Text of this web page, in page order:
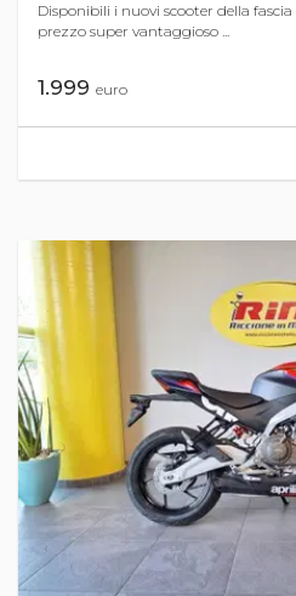
Disponibili i nuovi scooter della
prezzo super vantaggioso ...
1.999 euro